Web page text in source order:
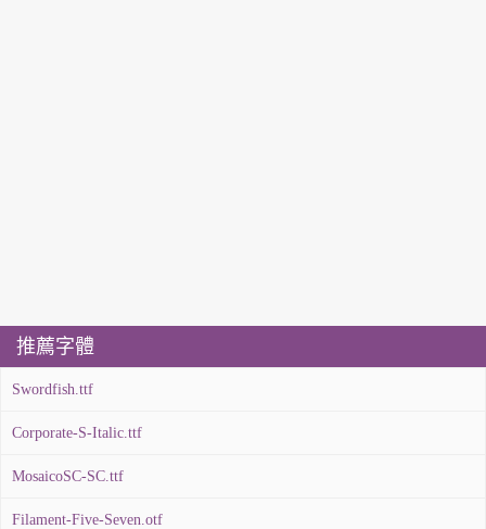
推薦字體
Swordfish.ttf
Corporate-S-Italic.ttf
MosaicoSC-SC.ttf
Filament-Five-Seven.otf